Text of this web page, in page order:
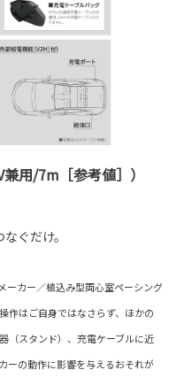
用/7m［参考値］）
ぐだけ。
ーカー／植込み型両心室ペーシング
作はご自身ではなさらず、ほかの
スタンド）、充電ケーブルに近
ーの動作に影響を与えるおそれが